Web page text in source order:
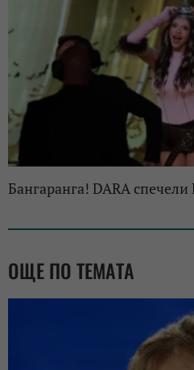
Бангаранга! DARA
ОЩЕ ПО ТЕМАТА